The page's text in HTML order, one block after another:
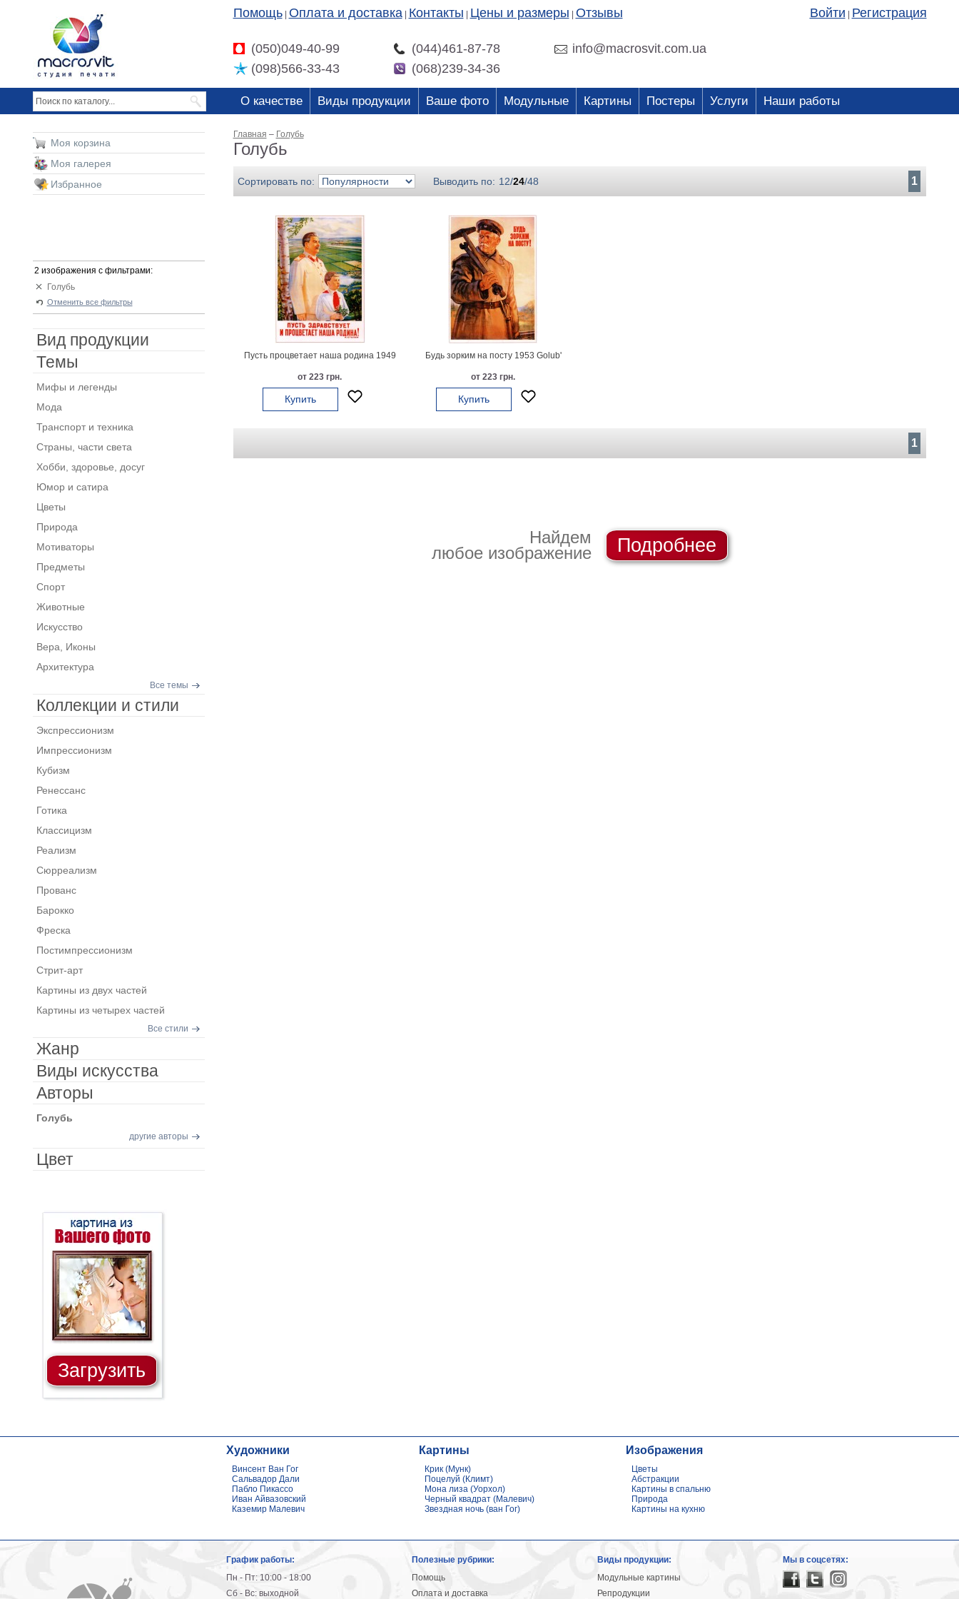
Помощь Оплата и доставка Контакты Цены и размеры Отзывы Войти Регистрация
(050)049-40-99 (044)461-87-78
info@macrosvit.com.ua
(098)566-33-43
(068)239-34-36
О качестве Виды продукции Ваше фото Модульные Картины Постеры Услуги Наши работы
Главная – Голубь
Голубь
Сортировать по: Выводить по: 12/24/48 1
Пусть процветает наша родина 1949
от 223 грн.
Купить
Будь зорким на посту 1953 Golub'
от 223 грн.
Купить
1
Найдем
любое изображение
Подробнее
Моя корзина
Моя галерея
Избранное
2 изображения с фильтрами:
Голубь
Отменить все фильтры
Вид продукции
Темы
Мифы и легенды
Мода
Транспорт и техника
Страны, части света
Хобби, здоровье, досуг
Юмор и сатира
Цветы
Природа
Мотиваторы
Предметы
Спорт
Животные
Искусство
Вера, Иконы
Архитектура
Все темы
Коллекции и стили
Экспрессионизм
Импрессионизм
Кубизм
Ренессанс
Готика
Классицизм
Реализм
Сюрреализм
Прованс
Барокко
Фреска
Постимпрессионизм
Стрит-арт
Картины из двух частей
Картины из четырех частей
Все стили
Жанр
Виды искусства
Авторы
Голубь
другие авторы
Цвет
Загрузить
Художники
Винсент Ван Гог
Сальвадор Дали
Пабло Пикассо
Иван Айвазовский
Каземир Малевич
Картины
Крик (Мунк)
Поцелуй (Климт)
Мона лиза (Уорхол)
Черный квадрат (Малевич)
Звездная ночь (ван Гог)
Изображения
Цветы
Абстракции
Картины в спальню
Природа
Картины на кухню
График работы:
Пн - Пт: 10:00 - 18:00
Сб - Вс: выходной
Полезные рубрики:
Помощь
Оплата и доставка
Виды продукции:
Модульные картины
Репродукции
Мы в соцсетях: